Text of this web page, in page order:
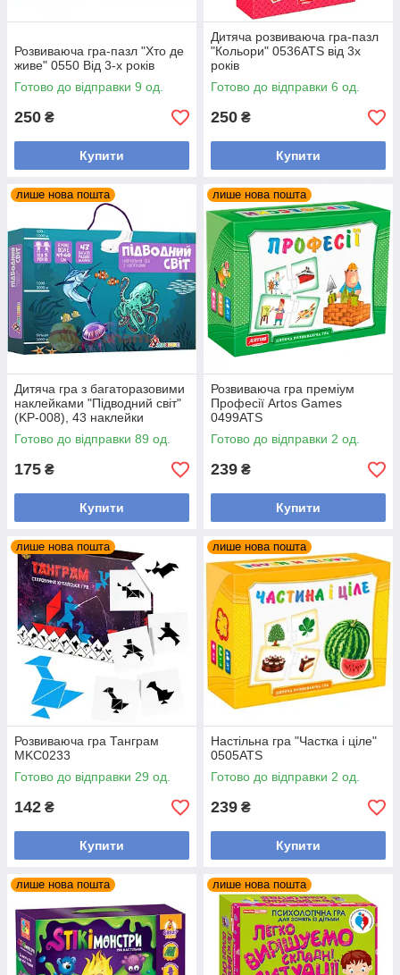
Розвиваюча гра-пазл "Хто де
живе" 0550 Від 3-х років
Готово до відправки 9 од.
250 ₴
Купити
Дитяча розвиваюча гра-пазл
"Кольори" 0536ATS від 3х
років
Готово до відправки 6 од.
250 ₴
Купити
лише нова пошта
Дитяча гра з багаторазовими
наклейками "Підводний світ"
(KP-008), 43 наклейки
Готово до відправки 89 од.
175 ₴
Купити
лише нова пошта
Розвиваюча гра преміум
Професії Artos Games
0499ATS
Готово до відправки 2 од.
239 ₴
Купити
лише нова пошта
Розвиваюча гра Танграм
MKC0233
Готово до відправки 29 од.
142 ₴
Купити
лише нова пошта
Настільна гра "Частка і ціле"
0505ATS
Готово до відправки 2 од.
239 ₴
Купити
лише нова пошта лише нова пошта